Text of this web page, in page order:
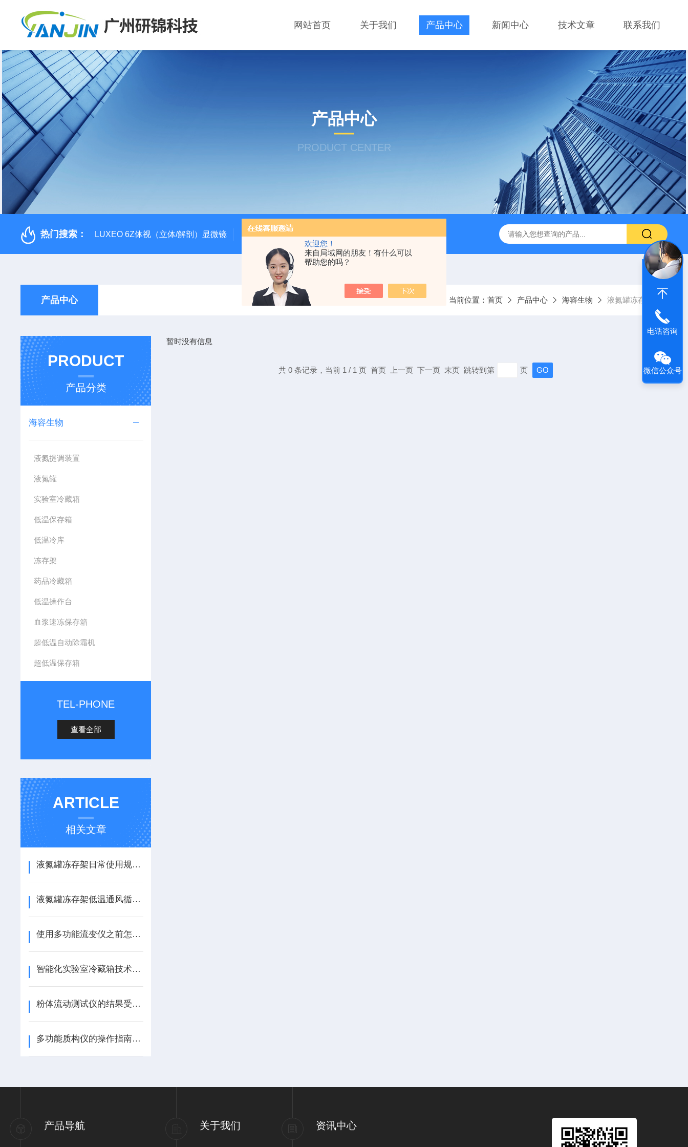
欢迎您！
来自局域网的朋友！有什么可以
帮助您的吗？
网站首页 关于我们 产品中心 新闻中心 技术文章 联系我们
产品中心
PRODUCT CENTER
热门搜索： LUXEO 6Z体视（立体/解剖）显微镜 LX POL专业偏光显微镜 LX500科研级正置生物显微镜 DV Next锥/板粘度计 RSX-
产品中心 当前位置： 首页 产品中心 海容生物 液氮罐冻存架
PRODUCT
产品分类
海容生物
液氮提调装置
液氮罐
实验室冷藏箱
低温保存箱
低温冷库
冻存架
药品冷藏箱
低温操作台
血浆速冻保存箱
超低温自动除霜机
超低温保存箱
TEL-PHONE
查看全部
ARTICLE
相关文章
液氮罐冻存架日常使用规范、低温防护及腐蚀维护方案
液氮罐冻存架低温通风循环结构技术要点
使用多功能流变仪之前怎么可以不了解这些！
智能化实验室冷藏箱技术应用与发展
粉体流动测试仪的结果受到哪些因素影响
多功能质构仪的操作指南：如何提高测量精度和重复性
暂时没有信息
共 0 条记录，当前 1 / 1 页 首页 上一页 下一页 末页 跳转到第 页
产品导航 关于我们 资讯中心
电话咨询
微信公众号